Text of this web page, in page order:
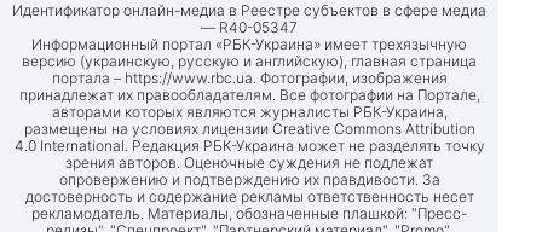
Идентификатор онлайн-медиа в Реестре субъектов в сфере медиа
— R40-05347
Информационный портал «РБК-Украина» имеет трехязычную
версию (украинскую, русскую и английскую), главная страница
портала – https://www.rbc.ua. Фотографии, изображения
принадлежат их правообладателям. Все фотографии на Портале,
авторами которых являются журналисты РБК-Украина,
размещены на условиях лицензии Creative Commons Attribution
4.0 International. Редакция РБК-Украина может не разделять точку
зрения авторов. Оценочные суждения не подлежат
опровержению и подтверждению их правдивости. За
достоверность и содержание рекламы ответственность несет
рекламодатель. Материалы, обозначенные плашкой: "Пресс-